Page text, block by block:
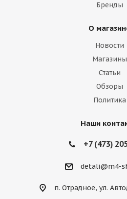
Бренды
О
Новости
Магазины
Статьи
Обзоры
Политика
Наши
+7 (473)
detali@m4-
п. Отрадное, ул.